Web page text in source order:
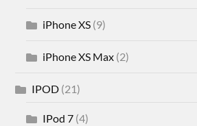
iPhone XS (9)
iPhone XS Max (2)
IPOD (21)
IPod 7 (4)